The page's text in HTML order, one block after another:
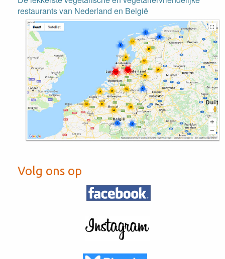
restaurants van Nederland en België
Volg ons op